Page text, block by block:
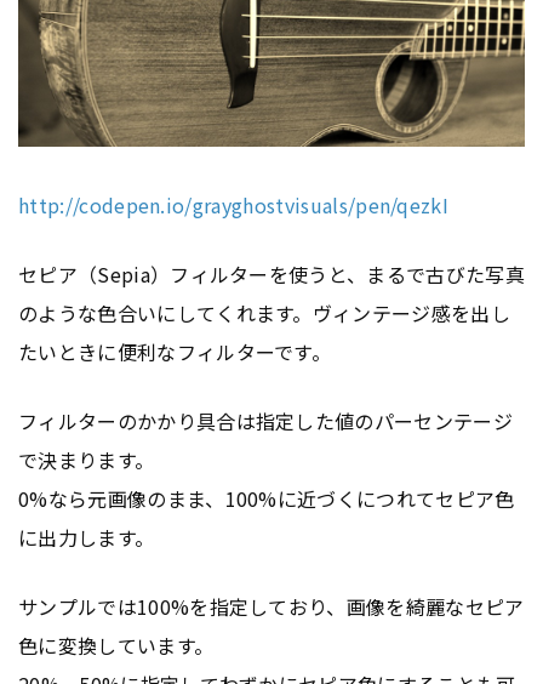
http://codepen.io/grayghostvisuals/pen/qezkI
セピア（Sepia）フィルターを使うと、まるで古びた写真
のような色合いにしてくれます。ヴィンテージ感を出し
たいときに便利なフィルターです。
フィルターのかかり具合は指定した値のパーセンテージ
で決まります。
0%なら元画像のまま、100%に近づくにつれてセピア色
に出力します。
サンプルでは100%を指定しており、画像を綺麗なセピア
色に変換しています。